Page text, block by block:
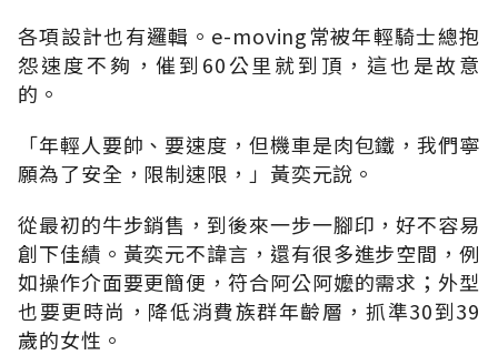
各項設計也有邏輯。e-moving常被年輕騎士總抱
怨速度不夠，催到60公里就到頂，這也是故意
的。
「年輕人要帥、要速度，但機車是肉包鐵，我們寧
願為了安全，限制速限，」黃奕元說。
從最初的牛步銷售，到後來一步一腳印，好不容易
創下佳績。黃奕元不諱言，還有很多進步空間，例
如操作介面要更簡便，符合阿公阿嬤的需求；外型
也要更時尚，降低消費族群年齡層，抓準30到39
歲的女性。